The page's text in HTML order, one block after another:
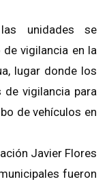
unidades se
vigilancia en la
lugar donde los
de vigilancia para
de vehículos en
Javier Flores
fueron